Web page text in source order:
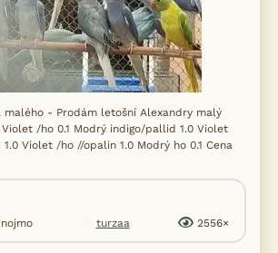
malého - Prodám letošní Alexandry malý
/ho 0.1 Modrý indigo/pallid 1.0 Violet
Violet /ho //opalin 1.0 Modrý ho 0.1 Cena
turzaa 2556×